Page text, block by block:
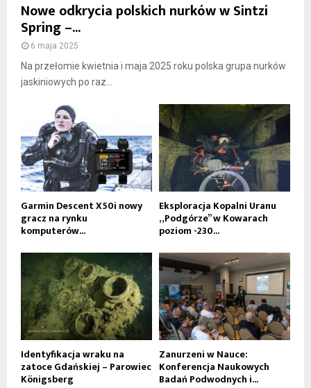
Nowe odkrycia polskich nurków w Sintzi
Spring –...
6 maja 2025
Na przełomie kwietnia i maja 2025 roku polska grupa nurków
jaskiniowych po raz...
Garmin Descent X50i nowy
gracz na rynku
komputerów...
Eksploracja Kopalni Uranu
„Podgórze” w Kowarach
poziom -230...
Identyfikacja wraku na
zatoce Gdańskiej – Parowiec
Königsberg
Zanurzeni w Nauce:
Konferencja Naukowych
Badań Podwodnych i...